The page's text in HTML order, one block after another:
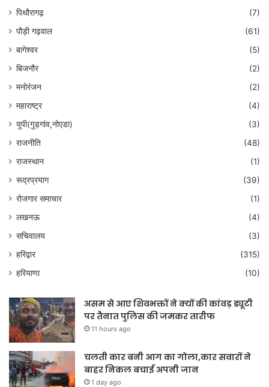
पिथौरागढ़
(7)
पौड़ी गढ़वाल
(61)
बागेश्वर
(5)
बिजनौर
(2)
मनोरंजन
(2)
महाराष्ट्र
(4)
यूपी(गुड़गांव,नोएडा)
(3)
राजनीति
(48)
राजस्थान
(1)
रूद्रप्रयाग
(39)
रोजगार समाचार
(1)
लखनऊ
(4)
सचिवालय
(3)
हरिद्वार
(315)
हरियाणा
(10)
असम से आए शिवभक्तों ने क्यों की कांवड़ ड्यूटी
पर तैनात पुलिस की जमकर तारीफ
11 hours ago
चलती कार बनी आग का गोला,कार सवारों ने
बाहर निकल बचाई अपनी जान
1 day ago